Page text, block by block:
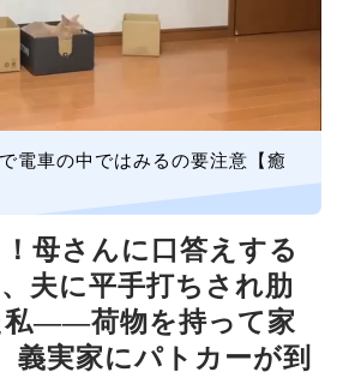
電車の中ではみるの要注意【癒
！母さんに口答えする
夫に平手打ちされ肋
私――荷物を持って家
義実家にパトカーが到